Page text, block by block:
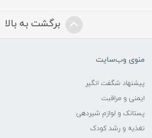
برگشت به بالا
منوی وب‌سایت
پیشنهاد شگفت انگیر
ایمنی و مراقبت
پستانک و لوازم شیردهی
تغذیه و رشد کودک